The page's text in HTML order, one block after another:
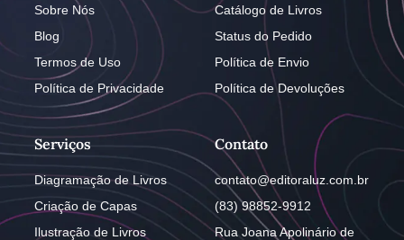
Sobre Nós
Blog
Termos de Uso
Política de Privacidade
Catálogo de Livros
Status do Pedido
Política de Envio
Política de Devoluções
Serviços
Diagramação de Livros
Criação de Capas
Ilustração de Livros
Contato
contato@editoraluz.com.br
(83) 98852-9912
Rua Joana Apolinário de